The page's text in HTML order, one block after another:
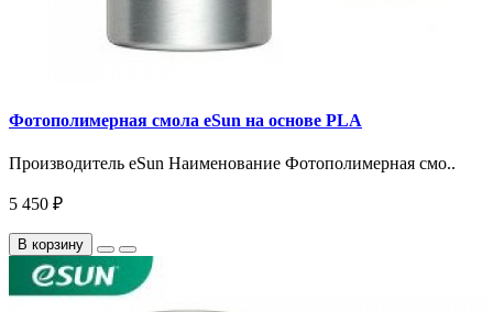
Фотополимерная смола eSun на основе PLA
Производитель eSun Наименование Фотополимерная смо..
5 450 ₽
В корзину